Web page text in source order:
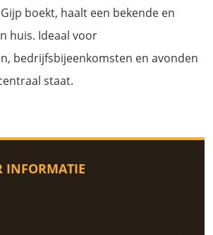
boekt, haalt een bekende en
huis. Ideaal voor
bedrijfsbijeenkomsten en avonden
staat.
INFORMATIE